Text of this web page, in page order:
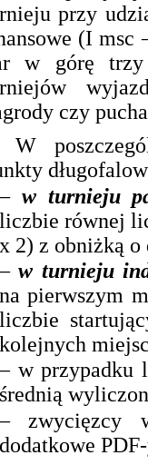
przy
(I msc
w górę
czy
W
w turnieju
liczbie równej
x 2) z obniżką
w turnieju
na pierwszym
liczbie
kolejnych
w przypadku
średnią
zwycięzcy
dodatkowe